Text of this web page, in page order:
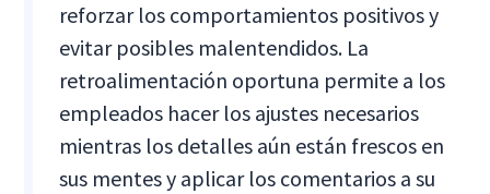
reforzar los comportamientos positivos y
evitar posibles malentendidos. La
retroalimentación oportuna permite a los
empleados hacer los ajustes necesarios
mientras los detalles aún están frescos en
sus mentes y aplicar los comentarios a su